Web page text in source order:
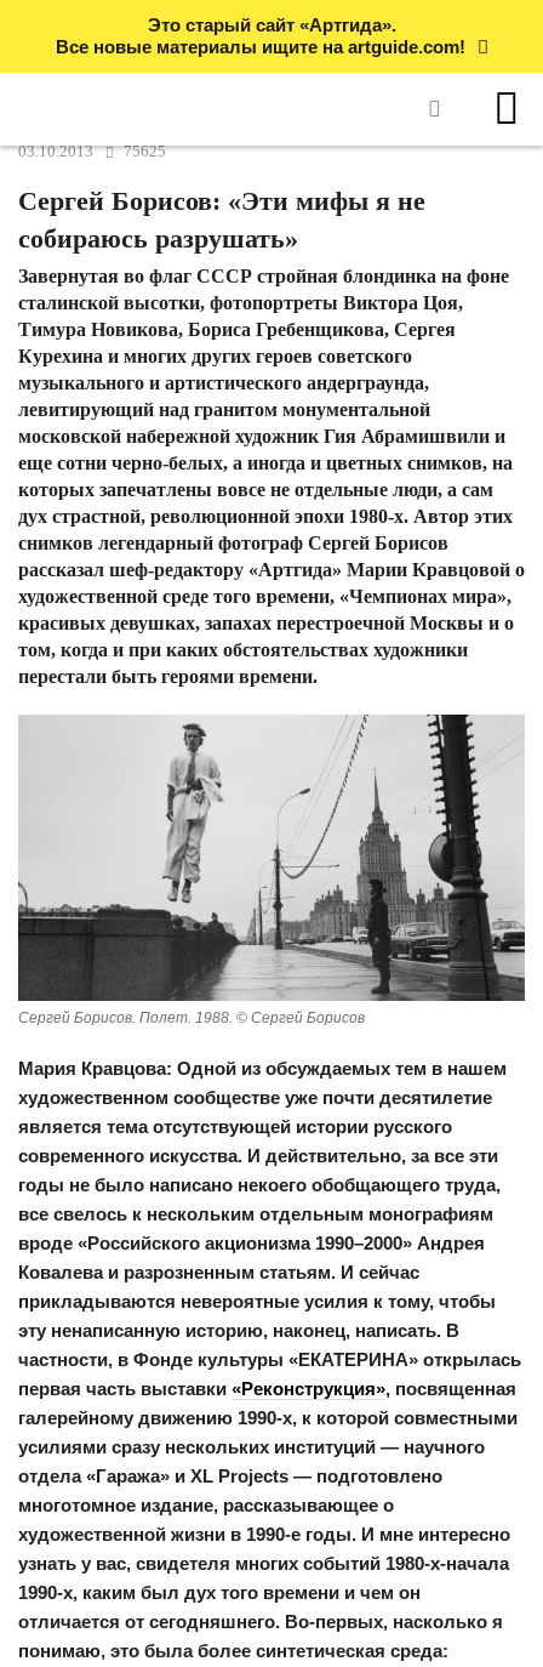
Это старый сайт «Артгида».
Все новые материалы ищите на artguide.com!
03.10.2013 75625
Сергей Борисов: «Эти мифы я не
собираюсь разрушать»
Завернутая во флаг СССР стройная блондинка на фоне
сталинской высотки, фотопортреты Виктора Цоя,
Тимура Новикова, Бориса Гребенщикова, Сергея
Курехина и многих других героев советского
музыкального и артистического андерграунда,
левитирующий над гранитом монументальной
московской набережной художник Гия Абрамишвили и
еще сотни черно-белых, а иногда и цветных снимков, на
которых запечатлены вовсе не отдельные люди, а сам
дух страстной, революционной эпохи 1980-х. Автор этих
снимков легендарный фотограф Сергей Борисов
рассказал шеф-редактору «Артгида» Марии Кравцовой о
художественной среде того времени, «Чемпионах мира»,
красивых девушках, запахах перестроечной Москвы и о
том, когда и при каких обстоятельствах художники
перестали быть героями времени.
Сергей Борисов. Полет. 1988. © Сергей Борисов
Мария Кравцова: Одной из обсуждаемых тем в нашем
художественном сообществе уже почти десятилетие
является тема отсутствующей истории русского
современного искусства. И действительно, за все эти
годы не было написано некоего обобщающего труда,
все свелось к нескольким отдельным монографиям
вроде «Российского акционизма 1990–2000» Андрея
Ковалева и разрозненным статьям. И сейчас
прикладываются невероятные усилия к тому, чтобы
эту ненаписанную историю, наконец, написать. В
частности, в Фонде культуры «ЕКАТЕРИНА» открылась
первая часть выставки «Реконструкция», посвященная
галерейному движению 1990-х, к которой совместными
усилиями сразу нескольких институций — научного
отдела «Гаража» и XL Projects — подготовлено
многотомное издание, рассказывающее о
художественной жизни в 1990-е годы. И мне интересно
узнать у вас, свидетеля многих событий 1980-х-начала
1990-х, каким был дух того времени и чем он
отличается от сегодняшнего. Во-первых, насколько я
понимаю, это была более синтетическая среда: